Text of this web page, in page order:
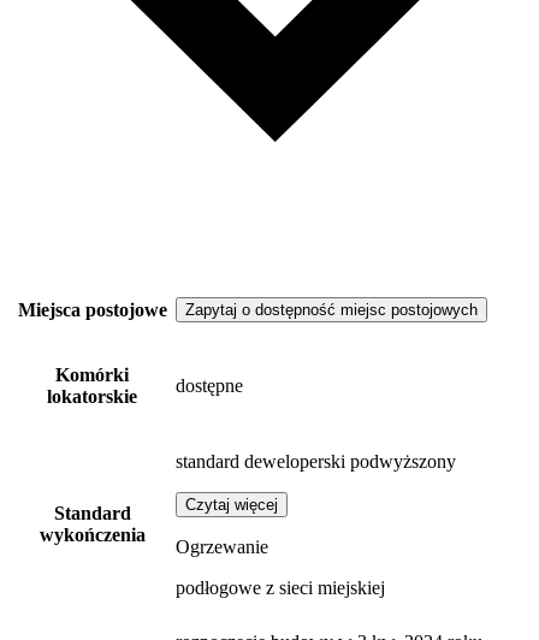
Miejsca postojowe Zapytaj o dostępność miejsc postojowych
Komórki
lokatorskie
dostępne
Standard
wykończenia
standard deweloperski podwyższony
Czytaj więcej
Ogrzewanie
podłogowe z sieci miejskiej